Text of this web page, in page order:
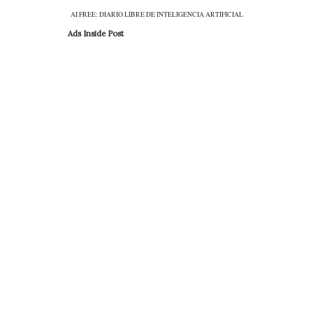
AI FREE: DIARIO LIBRE DE INTELIGENCIA ARTIFICIAL
Ads Inside Post